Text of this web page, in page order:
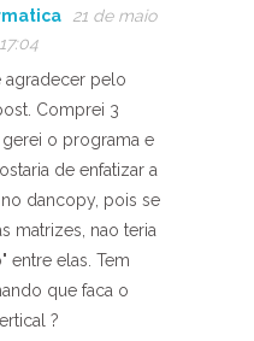
21 de maio
agradecer pelo
Comprei 3
o programa e
de enfatizar a
dancopy, pois se
matrizes, nao teria
entre elas. Tem
que faca o
?